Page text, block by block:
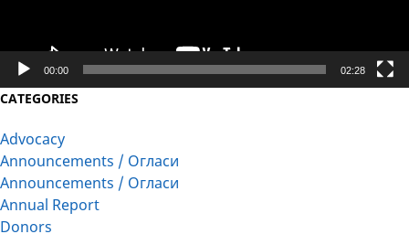
00:00 02:28
CATEGORIES
Advocacy
Announcements / Огласи
Announcements / Огласи
Annual Report
Donors